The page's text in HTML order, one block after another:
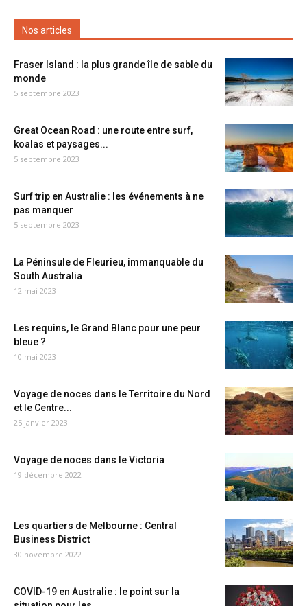
Nos articles
Fraser Island : la plus grande île de sable du
monde
5 septembre 2023
Great Ocean Road : une route entre surf,
koalas et paysages...
5 septembre 2023
Surf trip en Australie : les événements à ne
pas manquer
5 septembre 2023
La Péninsule de Fleurieu, immanquable du
South Australia
12 mai 2023
Les requins, le Grand Blanc pour une peur
bleue ?
10 mai 2023
Voyage de noces dans le Territoire du Nord
et le Centre...
25 janvier 2023
Voyage de noces dans le Victoria
19 décembre 2022
Les quartiers de Melbourne : Central
Business District
30 novembre 2022
COVID-19 en Australie : le point sur la